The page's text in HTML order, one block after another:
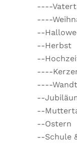
----
----
--
--Herbst
--
----
----
--
--
--Ostern
--Schule